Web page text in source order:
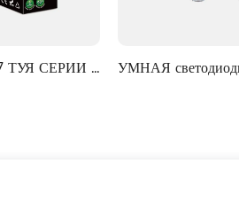
УМНАЯ светодиодная лампа TUYA